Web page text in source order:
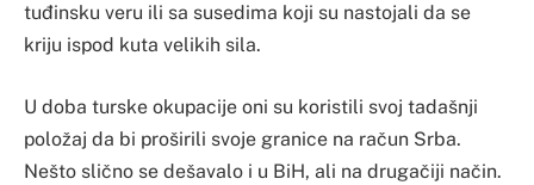
tuđinsku veru ili sa susedima koji su nastojali da se
kriju ispod kuta velikih sila.
U doba turske okupacije oni su koristili svoj tadašnji
položaj da bi proširili svoje granice na račun Srba.
Nešto slično se dešavalo i u BiH, ali na drugačiji način.